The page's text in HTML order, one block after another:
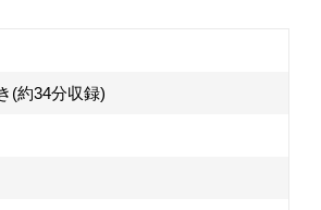
(約34分収録)